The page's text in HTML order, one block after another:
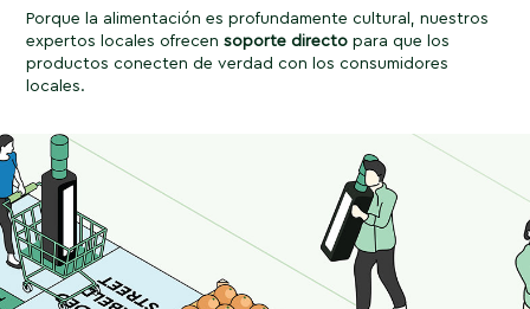
Porque la alimentación es profundamente cultural, nuestros
expertos locales ofrecensoporte directo para que los
productos conecten de verdad con los consumidores
locales.